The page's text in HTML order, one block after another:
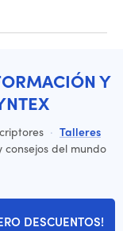
Y
· Talleres
consejos del mundo
DESCUENTOS!